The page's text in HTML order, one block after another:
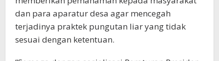
dan para aparatur desa agar mencegah
terjadinya praktek pungutan liar yang tidak
sesuai dengan ketentuan.